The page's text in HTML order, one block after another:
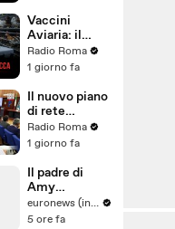
Palomba: "Né
poteri né
sentenze ci
fermeranno!"
Vaccini
Aviaria: il
mondo
antisistema si
Radio Roma
1 giorno fa
Il nuovo piano
di rete
regionale per
l’Endometrios
Radio Roma
1 giorno fa
Il padre di
Amy
Winehouse è
stato
euronews (in Italiano)
5 ore fa